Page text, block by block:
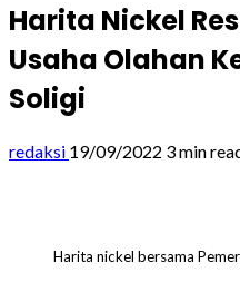
Harita Nickel
Usaha Olahan
Soligi
redaksi 19/09/2022 3 min
Harita nickel bersama